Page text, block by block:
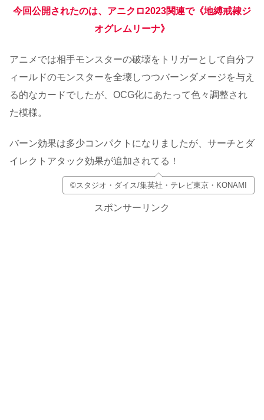
今回公開されたのは、アニクロ2023関連で《地縛戒隷ジ
オグレムリーナ》
アニメでは相手モンスターの破壊をトリガーとして自分フ
ィールドのモンスターを全壊しつつバーンダメージを与え
る的なカードでしたが、OCG化にあたって色々調整され
た模様。
バーン効果は多少コンパクトになりましたが、サーチとダ
イレクトアタック効果が追加されてる！
©スタジオ・ダイス/集英社・テレビ東京・KONAMI
スポンサーリンク